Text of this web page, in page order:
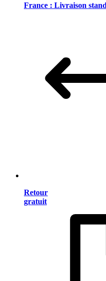
France : Livraison
Retour
gratuit